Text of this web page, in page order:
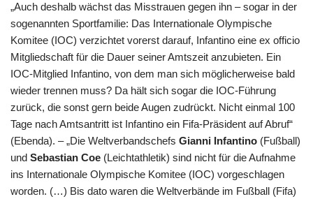
„Auch deshalb wächst das Misstrauen gegen ihn – sogar in der
sogenannten Sportfamilie: Das Internationale Olympische
Komitee (IOC) verzichtet vorerst darauf, Infantino eine ex officio
Mitgliedschaft für die Dauer seiner Amtszeit anzubieten. Ein
IOC-Mitglied Infantino, von dem man sich möglicherweise bald
wieder trennen muss? Da hält sich sogar die IOC-Führung
zurück, die sonst gern beide Augen zudrückt. Nicht einmal 100
Tage nach Amtsantritt ist Infantino ein Fifa-Präsident auf Abruf“
(Ebenda). – „Die Weltverbandschefs Gianni Infantino (Fußball)
und Sebastian Coe (Leichtathletik) sind nicht für die Aufnahme
ins Internationale Olympische Komitee (IOC) vorgeschlagen
worden. (…) Bis dato waren die Weltverbände im Fußball (Fifa)